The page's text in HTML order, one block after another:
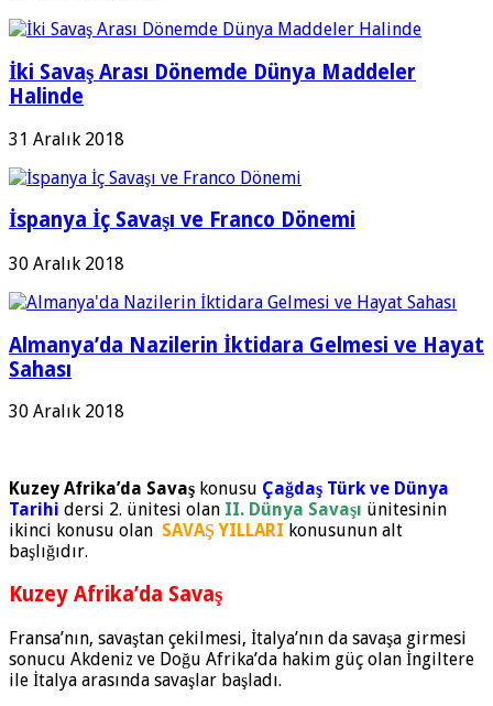
İki Savaş Arası Dönemde Dünya Maddeler
Halinde
31 Aralık 2018
İspanya İç Savaşı ve Franco Dönemi
30 Aralık 2018
Almanya’da Nazilerin İktidara Gelmesi ve Hayat
Sahası
30 Aralık 2018
Kuzey Afrika’da Savaş konusu Çağdaş Türk ve Dünya
Tarihi dersi 2. ünitesi olan II. Dünya Savaşı ünitesinin
ikinci konusu olan SAVAŞ YILLARI konusunun alt
başlığıdır.
Kuzey Afrika’da Savaş
Fransa’nın, savaştan çekilmesi, İtalya’nın da savaşa girmesi
sonucu Akdeniz ve Doğu Afrika’da hakim güç olan İngiltere
ile İtalya arasında savaşlar başladı.